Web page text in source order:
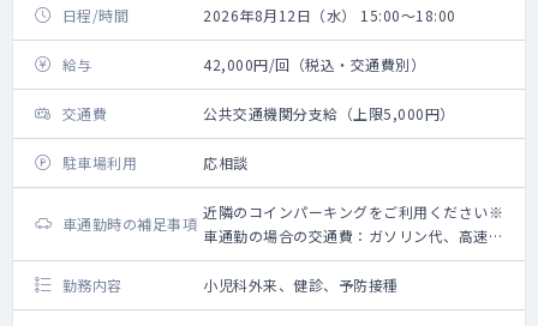
日程/時間 2026年8月12日（水） 15:00～18:00
給与 42,000円/回（税込・交通費別）
交通費 公共交通機関分支給（上限5,000円）
駐車場利用 応相談
車通勤時の補足事項
近隣のコインパーキングをご利用ください※
車通勤の場合の交通費：ガソリン代、高速道
路利用料金（上限5,000円）＋駐車場代（上
限2,000円）
勤務内容 小児科外来、健診、予防接種